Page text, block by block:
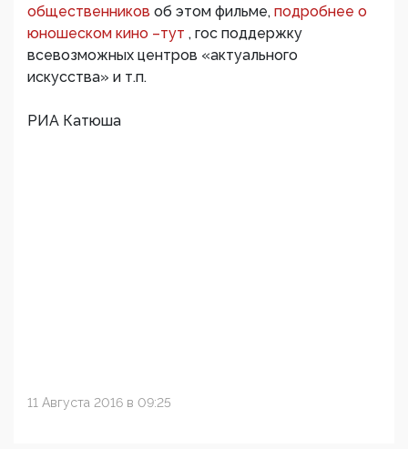
общественников об этом фильме, подробнее о
юношеском кино –тут , гос поддержку
всевозможных центров «актуального
искусства» и т.п.
РИА Катюша
11 Августа 2016 в 09:25